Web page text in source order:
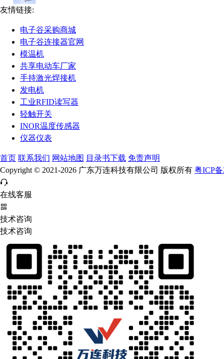
友情链接:
电子谷采购商城
电子谷连接器官网
模温机
共享电动车厂家
手持激光焊接机
发电机
工业RFID读写器
轻触开关
INOR温度传感器
仪器仪表
首页 联系我们 网站地图 目录书下载 免责声明
Copyright © 2021-2026 广东万连科技有限公司 版权所有 粤ICP备
在线客服
技术咨询
技术咨询